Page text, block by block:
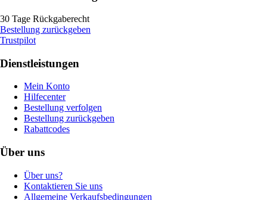
30 Tage Rückgaberecht
Bestellung zurückgeben
Trustpilot
Dienstleistungen
Mein Konto
Hilfecenter
Bestellung verfolgen
Bestellung zurückgeben
Rabattcodes
Über uns
Über uns?
Kontaktieren Sie uns
Allgemeine Verkaufsbedingungen